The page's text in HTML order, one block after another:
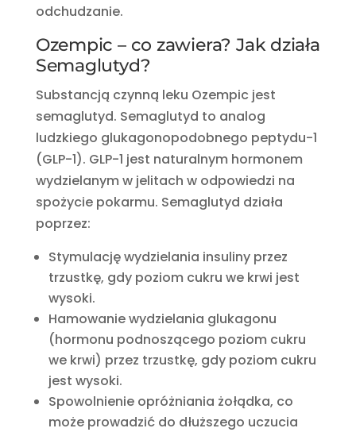
odchudzanie.
Ozempic – co zawiera? Jak działa
Semaglutyd?
Substancją czynną leku Ozempic jest
semaglutyd. Semaglutyd to analog
ludzkiego glukagonopodobnego peptydu-1
(GLP-1). GLP-1 jest naturalnym hormonem
wydzielanym w jelitach w odpowiedzi na
spożycie pokarmu. Semaglutyd działa
poprzez:
Stymulację wydzielania insuliny przez
trzustkę, gdy poziom cukru we krwi jest
wysoki.
Hamowanie wydzielania glukagonu
(hormonu podnoszącego poziom cukru
we krwi) przez trzustkę, gdy poziom cukru
jest wysoki.
Spowolnienie opróżniania żołądka, co
może prowadzić do dłuższego uczucia